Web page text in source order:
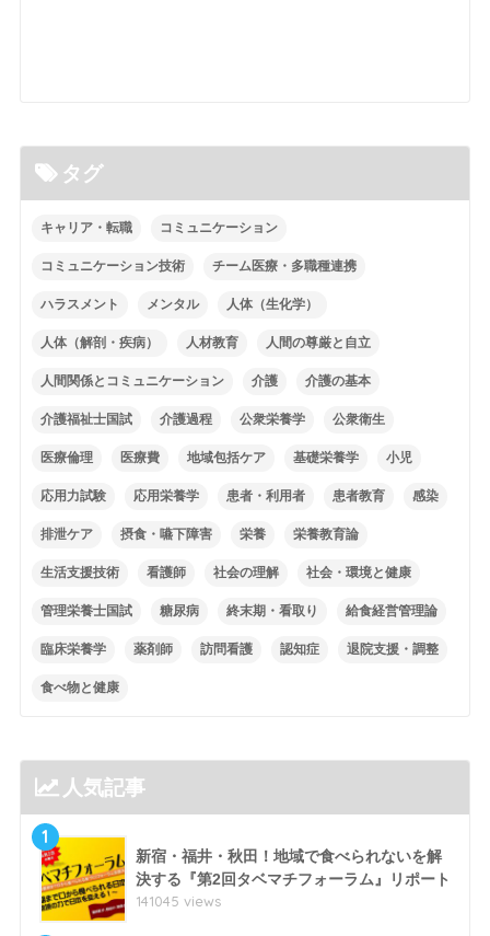
タグ
キャリア・転職 コミュニケーション
コミュニケーション技術 チーム医療・多職種連携
ハラスメント メンタル 人体（生化学）
人体（解剖・疾病） 人材教育 人間の尊厳と自立
人間関係とコミュニケーション 介護 介護の基本
介護福祉士国試 介護過程 公衆栄養学 公衆衛生
医療倫理 医療費 地域包括ケア 基礎栄養学 小児
応用力試験 応用栄養学 患者・利用者 患者教育 感染
排泄ケア 摂食・嚥下障害 栄養 栄養教育論
生活支援技術 看護師 社会の理解 社会・環境と健康
管理栄養士国試 糖尿病 終末期・看取り 給食経営管理論
臨床栄養学 薬剤師 訪問看護 認知症 退院支援・調整
食べ物と健康
人気記事
1
新宿・福井・秋田！地域で食べられないを解
決する『第2回タベマチフォーラム』リポート
141045 views